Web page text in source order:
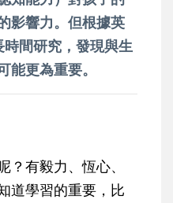
影響力。但根據英
間研究，發現與生
能更為重要。
有毅力、恆心、
道學習的重要，比